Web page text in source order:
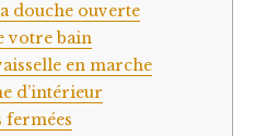
douche ouverte
votre bain
en marche
d’intérieur
fermées